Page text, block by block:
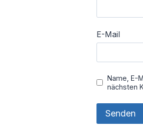
E-Mail
Name, E-
nächsten